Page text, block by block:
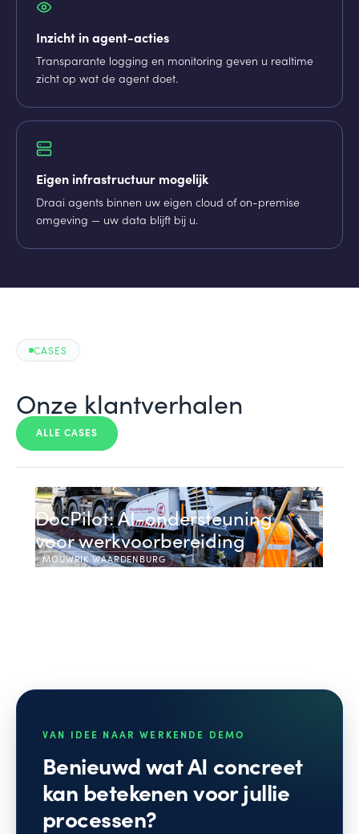
Inzicht in agent-acties
Transparante logging en monitoring geven u realtime
zicht op wat de agent doet.
Eigen infrastructuur mogelijk
Draai agents binnen uw eigen cloud of on-premise
omgeving — uw data blijft bij u.
CASES
Onze klantverhalen
ALLE CASES
DocPilot: AI-ondersteuning
voor werkvoorbereiding
MOUWRIK WAARDENBURG
VAN IDEE NAAR WERKENDE DEMO
Benieuwd wat AI concreet
kan betekenen voor jullie
processen?